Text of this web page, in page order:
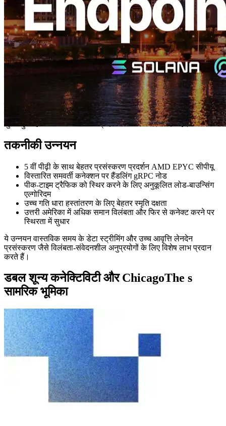
ERPC लगातार संचार पथ के अनुकूलन को आगे बढ़ाता है Solana नेटवर्क
उत्तरी अमेरिका में यातायात बढ़ रहा है Chicagoजो संयुक्त राज्य अमेरिका के
पूर्वी और पश्चिमी क्षेत्रों को जोड़ने वाले कोर हब के रूप में कार्य करता है।
फरपॉइंट एक समर्पित बिंदु है जो किसी भी क्षेत्र से भौगोलिक रूप से दूर संसाधनों
से यातायात को संभालता है और नोड्स से जिसका मूल पहचान करना मुश्किल
है। चूंकि लंबी दूरी की धाराएं स्वाभाविक रूप से अधिक मांग वाली हैं, इसलिए,
ERPC’s gRPC लगातार पिंग विलंबता को मापता है और स्वचालित रूप से
निकटतम स्थान का चयन करता है। स्थानीय परीक्षण नोड्स को समेकित और
अलग करके, हर प्रमुख क्षेत्र से दूर नोड्स, या सुदूर बिंदु के किनारे पर
असामान्य या दुर्भावनापूर्ण यातायात के संदिग्ध नोड्स, कुल मिलाकर थ्रूपुट और
लोड के तहत लचीलापन में सुधार किया जाता है।
इस नोड विस्तार, स्थिरता और प्रसंस्करण दक्षता के साथ उत्तर अमेरिका में
सुधार हुआ है और वैश्विक स्तर पर प्रदर्शन लाभ में योगदान दिया है।
तकनीकी उन्नयन
5 वीं पीढ़ी के साथ बेहतर प्रसंस्करण प्रदर्शन AMD EPYC सीपीयू
विस्तारित समवर्ती कनेक्शन पर हैंडलिंग gRPC नोड
पीक-टाइम ट्रैफिक को स्थिर करने के लिए अनुकूलित लोड-बाउन्सिंग
एल्गोरिदम
उच्च गति धारा हस्तांतरण के लिए बेहतर स्मृति दक्षता
उत्तरी अमेरिका में अधिक समान विलंबता और फिर से कनेक्ट करने पर
स्थिरता में सुधार
ये उन्नयन वास्तविक समय के डेटा स्ट्रीमिंग और उच्च आवृत्ति लेनदेन
प्रसंस्करण जैसे विलंबता-संवेदनशील अनुप्रयोगों के लिए विशेष लाभ प्रदान
करते हैं।
डबल शून्य कनेक्टिविटी और ChicagoThe s
सामरिक भूमिका